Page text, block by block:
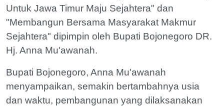
Untuk Jawa Timur Maju Sejahtera" dan
"Membangun Bersama Masyarakat Makmur
Sejahtera" dipimpin oleh Bupati Bojonegoro DR.
Hj. Anna Mu'awanah.
Bupati Bojonegoro, Anna Mu'awanah
menyampaikan, semakin bertambahnya usia
dan waktu, pembangunan yang dilaksanakan